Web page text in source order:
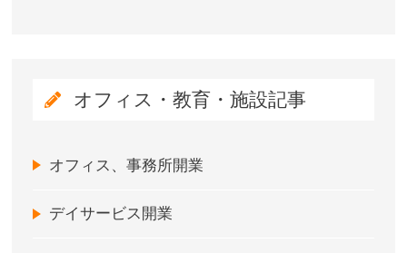
オフィス・教育・施設記事
オフィス、事務所開業
デイサービス開業